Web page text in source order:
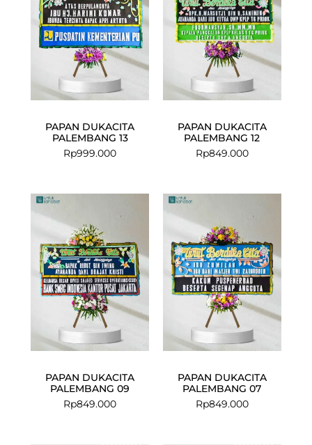
PAPAN DUKACITA
PALEMBANG 13
Rp999.000
PAPAN DUKACITA
PALEMBANG 12
Rp849.000
PAPAN DUKACITA
PALEMBANG 09
Rp849.000
PAPAN DUKACITA
PALEMBANG 07
Rp849.000